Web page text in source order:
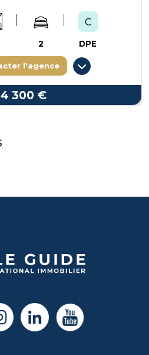
2 DPE
l'agence
300 €